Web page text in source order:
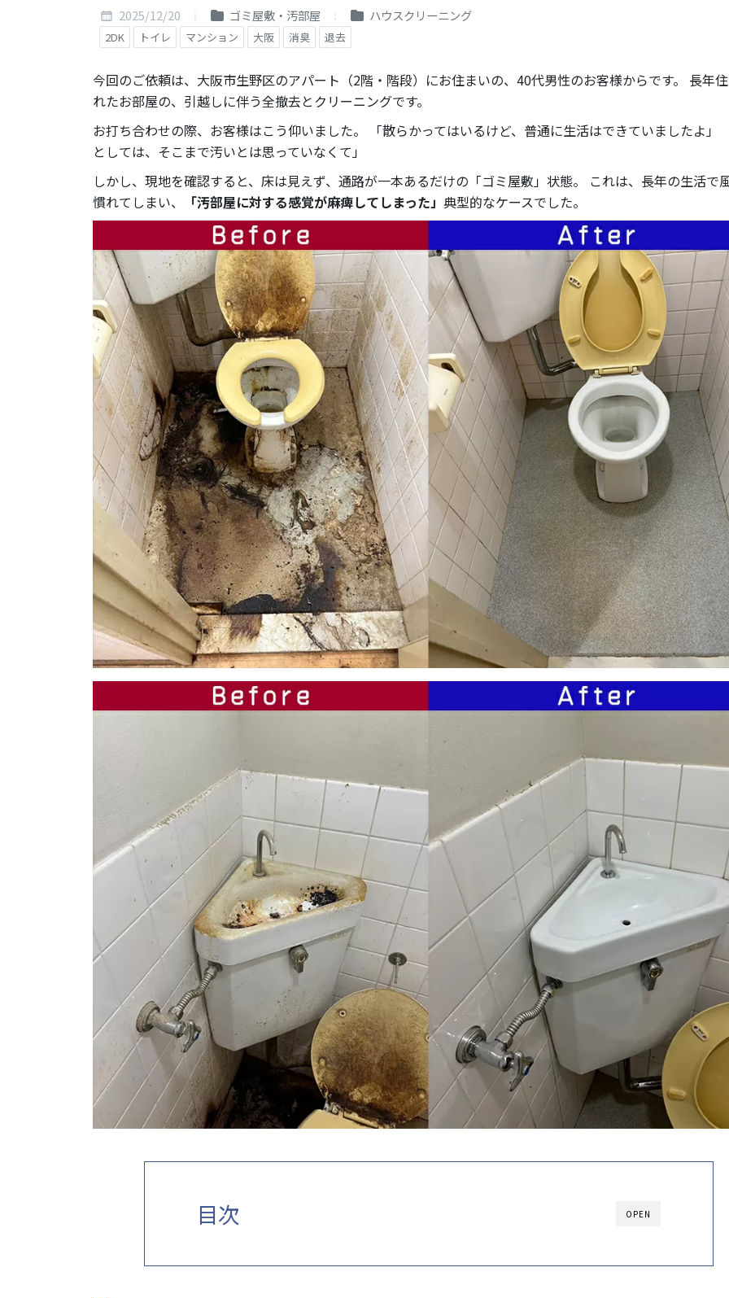
2025/12/20 ゴミ屋敷・汚部屋 ハウスクリーニング
2DK トイレ マンション 大阪 消臭 退去
今回のご依頼は、大阪市生野区のアパート（2階・階段）にお住まいの、40代男性のお客様からです。 長年
れたお部屋の、引越しに伴う全撤去とクリーニングです。
お打ち合わせの際、お客様はこう仰いました。 「散らかってはいるけど、普通に生活はできていましたよ」
としては、そこまで汚いとは思っていなくて」
しかし、現地を確認すると、床は見えず、通路が一本あるだけの「ゴミ屋敷」状態。 これは、長年の生活で
慣れてしまい、
「汚部屋に対する感覚が麻痺してしまった」 典型的なケースでした。
OPEN
目次